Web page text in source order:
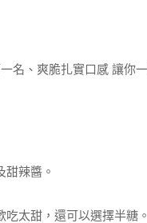
辣醬。
太甜，還可以選擇半糖。